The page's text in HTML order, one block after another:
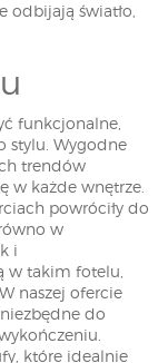
światło,
funkcjonalne,
stylu. Wygodne
trendów
w każde wnętrze.
powróciły do
w
i
w takim fotelu,
naszej ofercie
niezbędne do
które idealnie